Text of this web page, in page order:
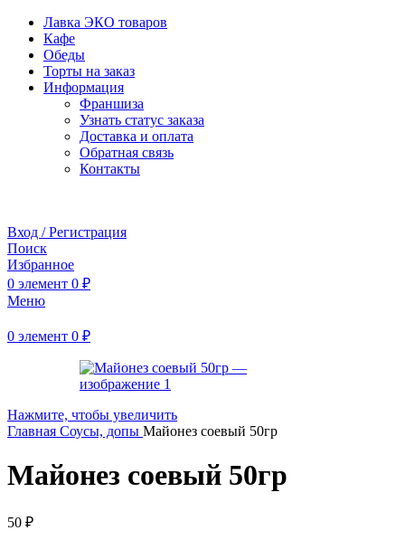
Лавка ЭКО товаров
Кафе
Обеды
Торты на заказ
Информация
Франшиза
Узнать статус заказа
Доставка и оплата
Обратная связь
Контакты
Вход / Регистрация
Поиск
Избранное
0 элемент 0 ₽
Меню
0 элемент 0 ₽
Нажмите, чтобы увеличить
Главная Соусы, допы Майонез соевый 50гр
Майонез соевый 50гр
50 ₽